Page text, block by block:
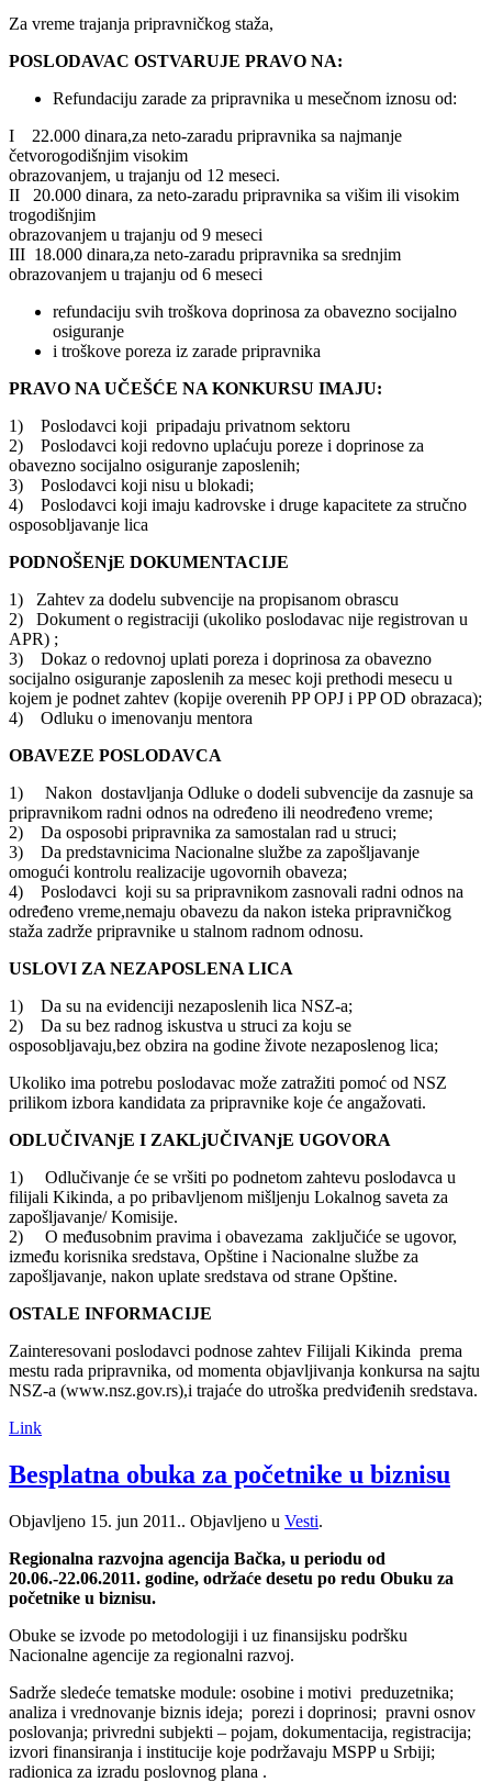
Za vreme trajanja pripravničkog staža,
POSLODAVAC OSTVARUJE PRAVO NA:
Refundaciju zarade za pripravnika u mesečnom iznosu od:
I 22.000 dinara,za neto-zaradu pripravnika sa najmanje
četvorogodišnjim visokim
obrazovanjem, u trajanju od 12 meseci.
II 20.000 dinara, za neto-zaradu pripravnika sa višim ili visokim
trogodišnjim
obrazovanjem u trajanju od 9 meseci
III 18.000 dinara,za neto-zaradu pripravnika sa srednjim
obrazovanjem u trajanju od 6 meseci
refundaciju svih troškova doprinosa za obavezno socijalno
osiguranje
i troškove poreza iz zarade pripravnika
PRAVO NA UČEŠĆE NA KONKURSU IMAJU:
1) Poslodavci koji pripadaju privatnom sektoru
2) Poslodavci koji redovno uplaćuju poreze i doprinose za
obavezno socijalno osiguranje zaposlenih;
3) Poslodavci koji nisu u blokadi;
4) Poslodavci koji imaju kadrovske i druge kapacitete za stručno
osposobljavanje lica
PODNOŠENjE DOKUMENTACIJE
1) Zahtev za dodelu subvencije na propisanom obrascu
2) Dokument o registraciji (ukoliko poslodavac nije registrovan u
APR) ;
3) Dokaz o redovnoj uplati poreza i doprinosa za obavezno
socijalno osiguranje zaposlenih za mesec koji prethodi mesecu u
kojem je podnet zahtev (kopije overenih PP OPJ i PP OD obrazaca);
4) Odluku o imenovanju mentora
OBAVEZE POSLODAVCA
1) Nakon dostavljanja Odluke o dodeli subvencije da zasnuje sa
pripravnikom radni odnos na određeno ili neodređeno vreme;
2) Da osposobi pripravnika za samostalan rad u struci;
3) Da predstavnicima Nacionalne službe za zapošljavanje
omogući kontrolu realizacije ugovornih obaveza;
4) Poslodavci koji su sa pripravnikom zasnovali radni odnos na
određeno vreme,nemaju obavezu da nakon isteka pripravničkog
staža zadrže pripravnike u stalnom radnom odnosu.
USLOVI ZA NEZAPOSLENA LICA
1) Da su na evidenciji nezaposlenih lica NSZ-a;
2) Da su bez radnog iskustva u struci za koju se
osposobljavaju,bez obzira na godine živote nezaposlenog lica;
Ukoliko ima potrebu poslodavac može zatražiti pomoć od NSZ
prilikom izbora kandidata za pripravnike koje će angažovati.
ODLUČIVANjE I ZAKLjUČIVANjE UGOVORA
1) Odlučivanje će se vršiti po podnetom zahtevu poslodavca u
filijali Kikinda, a po pribavljenom mišljenju Lokalnog saveta za
zapošljavanje/ Komisije.
2) O međusobnim pravima i obavezama zaključiće se ugovor,
između korisnika sredstava, Opštine i Nacionalne službe za
zapošljavanje, nakon uplate sredstava od strane Opštine.
OSTALE INFORMACIJE
Zainteresovani poslodavci podnose zahtev Filijali Kikinda prema
mestu rada pripravnika, od momenta objavljivanja konkursa na sajtu
NSZ-a (www.nsz.gov.rs),i trajaće do utroška predviđenih sredstava.
Link
Besplatna obuka za početnike u biznisu
Objavljeno 15. jun 2011.. Objavljeno u Vesti.
Regionalna razvojna agencija Bačka, u periodu od
20.06.-22.06.2011. godine, održaće desetu po redu Obuku za
početnike u biznisu.
Obuke se izvode po metodologiji i uz finansijsku podršku
Nacionalne agencije za regionalni razvoj.
Sadrže sledeće tematske module: osobine i motivi preduzetnika;
analiza i vrednovanje biznis ideja; porezi i doprinosi; pravni osnov
poslovanja; privredni subjekti – pojam, dokumentacija, registracija;
izvori finansiranja i institucije koje podržavaju MSPP u Srbiji;
radionica za izradu poslovnog plana .